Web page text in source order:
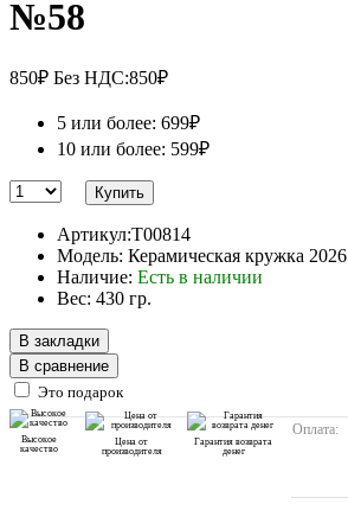
№58
850₽ Без НДС:850₽
5 или более: 699₽
10 или более: 599₽
Купить
Артикул:T00814
Модель: Керамическая кружка
Наличие: Есть в наличии
Вес: 430 гр.
В закладки
В сравнение
Это подарок
Высокое
качество
Цена от
производителя
Гарантия возврата
денег
Оплата: